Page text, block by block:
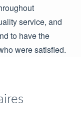
service, and
to have the
were satisfied.